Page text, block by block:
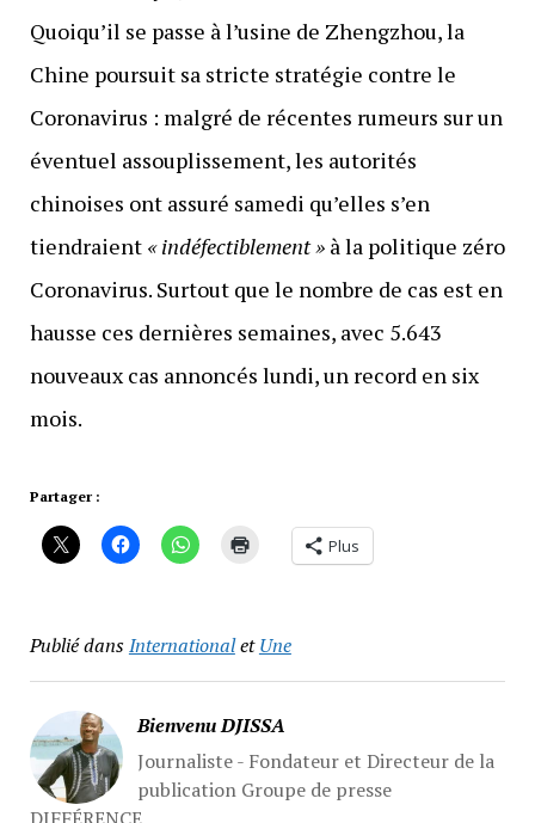
Quoiqu’il se passe à l’usine de Zhengzhou, la
Chine poursuit sa stricte stratégie contre le
Coronavirus : malgré de récentes rumeurs sur un
éventuel assouplissement, les autorités
chinoises ont assuré samedi qu’elles s’en
tiendraient « indéfectiblement »à la politique zéro
Coronavirus. Surtout que le nombre de cas est en
hausse ces dernières semaines, avec 5.643
nouveaux cas annoncés lundi, un record en six
mois.
Partager :
Plus
Publié dansInternationaletUne
Bienvenu DJISSA
Journaliste - Fondateur et Directeur de la
publication Groupe de presse
DIFFÉRENCE